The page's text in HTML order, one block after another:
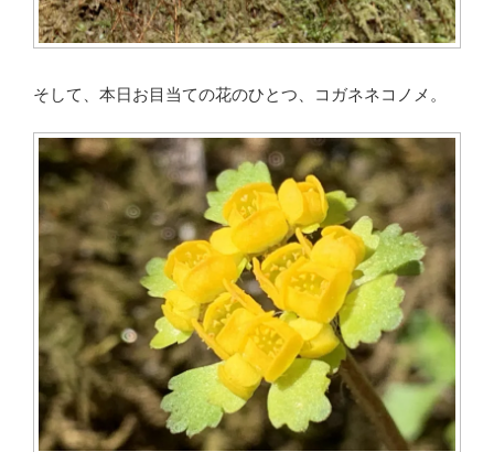
そして、本日お目当ての花のひとつ、コガネネコノメ。